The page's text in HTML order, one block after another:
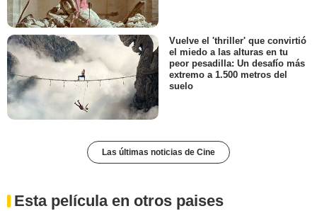
Vuelve el 'thriller' que convirtió
el miedo a las alturas en tu
peor pesadilla: Un desafío más
extremo a 1.500 metros del
suelo
Las últimas noticias de Cine
Esta película en otros paises